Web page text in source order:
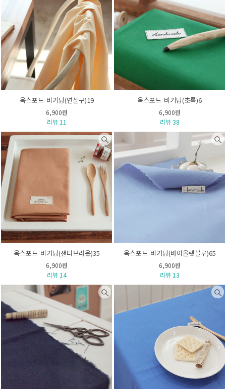
옥스포드-비기닝(연살구)19
6,900원
리뷰 11
옥스포드-비기닝(초록)6
6,900원
리뷰 38
옥스포드-비기닝(샌디브라운)35
6,900원
리뷰 14
옥스포드-비기닝(바이올렛블루)65
6,900원
리뷰 13